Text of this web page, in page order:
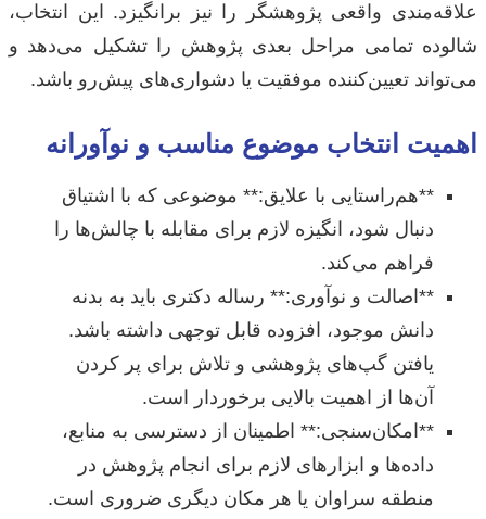
علاقه‌مندی واقعی پژوهشگر را نیز برانگیزد. این انتخاب،
شالوده تمامی مراحل بعدی پژوهش را تشکیل می‌دهد و
می‌تواند تعیین‌کننده موفقیت یا دشواری‌های پیش‌رو باشد.
اهمیت انتخاب موضوع مناسب و نوآورانه
**هم‌راستایی با علایق:** موضوعی که با اشتیاق
دنبال شود، انگیزه لازم برای مقابله با چالش‌ها را
فراهم می‌کند.
**اصالت و نوآوری:** رساله دکتری باید به بدنه
دانش موجود، افزوده قابل توجهی داشته باشد.
یافتن گپ‌های پژوهشی و تلاش برای پر کردن
آن‌ها از اهمیت بالایی برخوردار است.
**امکان‌سنجی:** اطمینان از دسترسی به منابع،
داده‌ها و ابزارهای لازم برای انجام پژوهش در
منطقه سراوان یا هر مکان دیگری ضروری است.